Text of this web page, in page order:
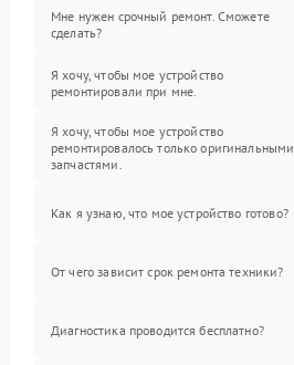
Мне нужен срочный ремонт. Сможете
сделать?
Я хочу, чтобы мое устройство
ремонтировали при мне.
Я хочу, чтобы мое устройство
ремонтировалось только оригинальными
запчастями.
Как я узнаю, что мое устройство готово?
От чего зависит срок ремонта техники?
Диагностика проводится бесплатно?